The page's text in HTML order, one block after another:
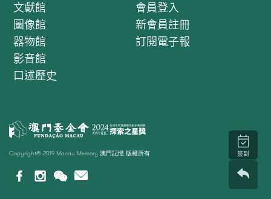
文獻館
圖像館
器物館
影音館
口述歷史
會員登入
新會員註冊
訂閱電子報
Copyright© 2019 Macau Memory 澳門記憶 版權所有 簽到